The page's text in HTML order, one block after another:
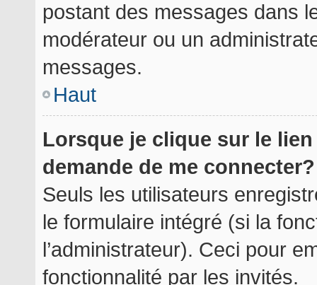
postant des messages dans
modérateur ou un
messages.
Haut
Lorsque je clique sur le
demande de me connecter?
Seuls les utilisateurs
le formulaire intégré (si la
l’administrateur). Ceci pour
fonctionnalité par les invités.